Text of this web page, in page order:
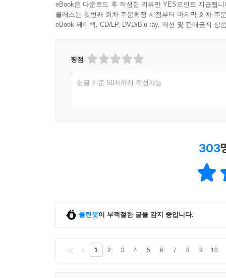
eBook은 다운로드 후 작성한 리뷰만 YES포인트 지급됩니
클래스는 첫번째 회차 주문확정 시점부터 마지막 회차 주
eBook 페이백, CD/LP, DVD/Blu-ray, 패션 및 판매금지 상
평점
한글 기준 50자까지 작성가능
303
클린봇이 부적절한 글을 감지 중입니다.
1 2 3 4 5 6 7 8 9 10